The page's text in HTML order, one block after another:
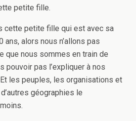
petite fille.
cette petite fille qui est avec sa
ans, alors nous n’allons pas
que nous sommes en train de
pouvoir pas l’expliquer à nos
les peuples, les organisations et
géographies le